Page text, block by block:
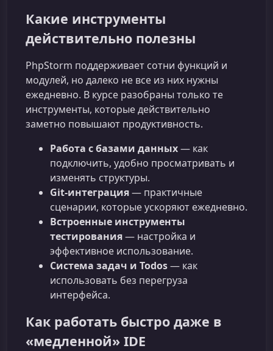
Какие инструменты
действительно полезны
PhpStorm поддерживает сотни функций и
модулей, но далеко не все из них нужны
ежедневно. В курсе разобраны только те
инструменты, которые действительно
заметно повышают продуктивность.
Работа с базами данных— как
подключить, удобно просматривать и
изменять структуры.
Git-интеграция— практичные
сценарии, которые ускоряют ежедневно.
Встроенные инструменты
тестирования— настройка и
эффективное использование.
Система задач и Todos— как
использовать без перегруза
интерфейса.
Как работать быстро даже в
«медленной» IDE